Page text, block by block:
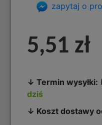
zapytaj o
5,51 zł
↓ Termin wysyłki:
dziś
↓ Koszt dostawy